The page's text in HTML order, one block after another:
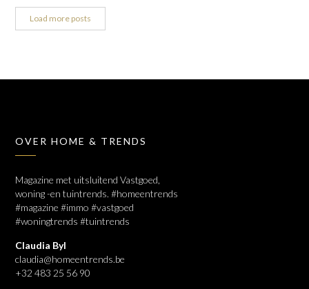
Load more posts
OVER HOME & TRENDS
Magazine met uitsluitend Vastgoed,
woning -en tuintrends. #homeentrends
#magazine #immo #vastgoed
#woningtrends #tuintrends
Claudia Byl
claudia@homeentrends.be
+32 483 25 56 90